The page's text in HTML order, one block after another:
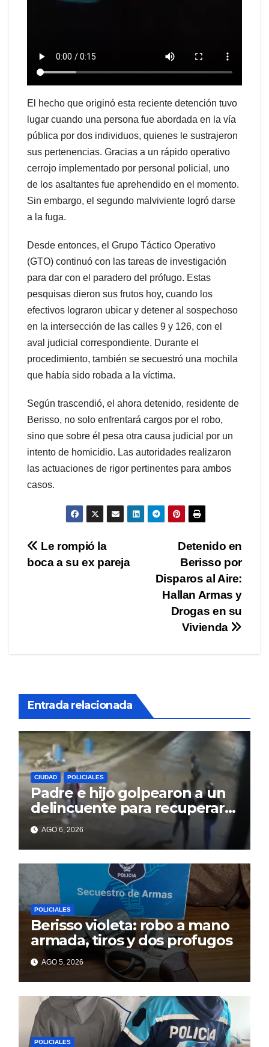
El hecho que originó esta reciente detención tuvo
lugar cuando una persona fue abordada en la vía
pública por dos individuos, quienes le sustrajeron
sus pertenencias. Gracias a un rápido operativo
cerrojo implementado por personal policial, uno
de los asaltantes fue aprehendido en el momento.
Sin embargo, el segundo malviviente logró darse
a la fuga.
Desde entonces, el Grupo Táctico Operativo
(GTO) continuó con las tareas de investigación
para dar con el paradero del prófugo. Estas
pesquisas dieron sus frutos hoy, cuando los
efectivos lograron ubicar y detener al sospechoso
en la intersección de las calles 9 y 126, con el
aval judicial correspondiente. Durante el
procedimiento, también se secuestró una mochila
que había sido robada a la víctima.
Según trascendió, el ahora detenido, residente de
Berisso, no solo enfrentará cargos por el robo,
sino que sobre él pesa otra causa judicial por un
intento de homicidio. Las autoridades realizaron
las actuaciones de rigor pertinentes para ambos
casos.
Navegación
Detenido en
Berisso por
Disparos al Aire:
Hallan Armas y
Drogas en su
Vivienda
Le rompió la
boca a su ex pareja
Entrada relacionada
CIUDAD POLICIALES
Padre e hijo golpearon a un
delincuente para recuperar
un celular robado en Berisso
AGO 6, 2026
POLICIALES
Berisso violeta: robo a mano
armada, tiros y dos profugos
AGO 5, 2026
POLICIALES